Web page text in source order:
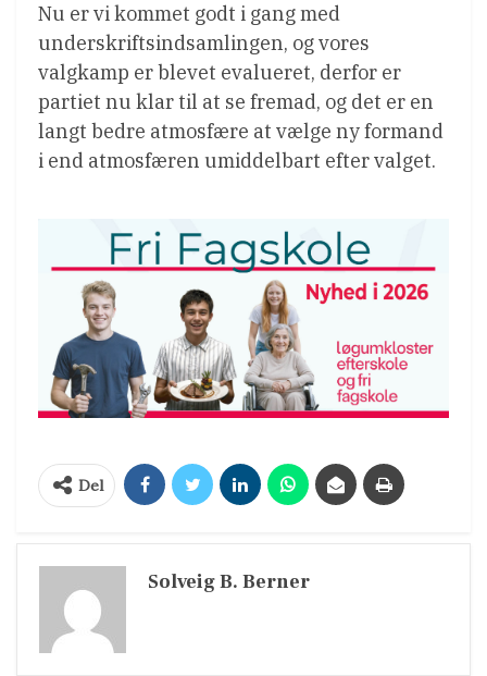
Nu er vi kommet godt i gang med
underskriftsindsamlingen, og vores
valgkamp er blevet evalueret, derfor er
partiet nu klar til at se fremad, og det er en
langt bedre atmosfære at vælge ny formand
i end atmosfæren umiddelbart efter valget.
Del
Solveig B. Berner